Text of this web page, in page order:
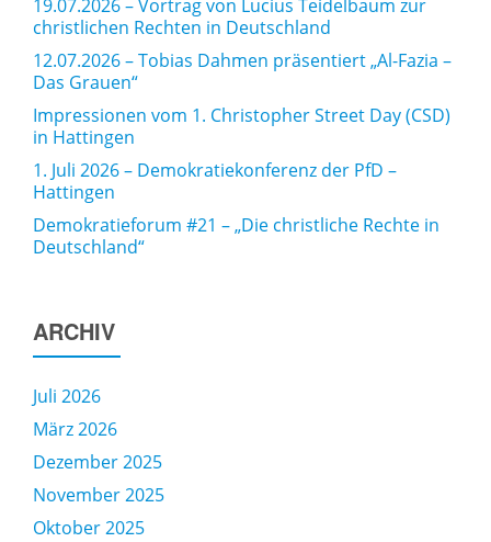
19.07.2026 – Vortrag von Lucius Teidelbaum zur
christlichen Rechten in Deutschland
12.07.2026 – Tobias Dahmen präsentiert „Al-Fazia –
Das Grauen“
Impressionen vom 1. Christopher Street Day (CSD)
in Hattingen
1. Juli 2026 – Demokratiekonferenz der PfD –
Hattingen
Demokratieforum #21 – „Die christliche Rechte in
Deutschland“
ARCHIV
Juli 2026
März 2026
Dezember 2025
November 2025
Oktober 2025